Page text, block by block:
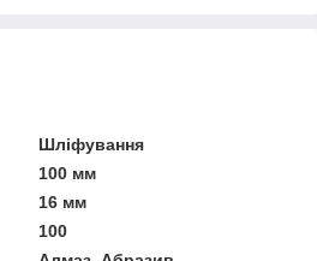
Шліфування
100 мм
16 мм
100